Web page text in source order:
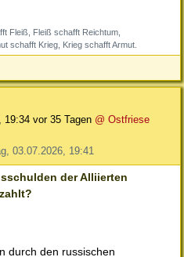
Fleiß, Fleiß schafft Reichtum,
schafft Krieg, Krieg schafft Armut.
19:34 vor 35 Tagen @ Ostfriese
03.07.2026, 19:41
der Alliierten
durch den russischen